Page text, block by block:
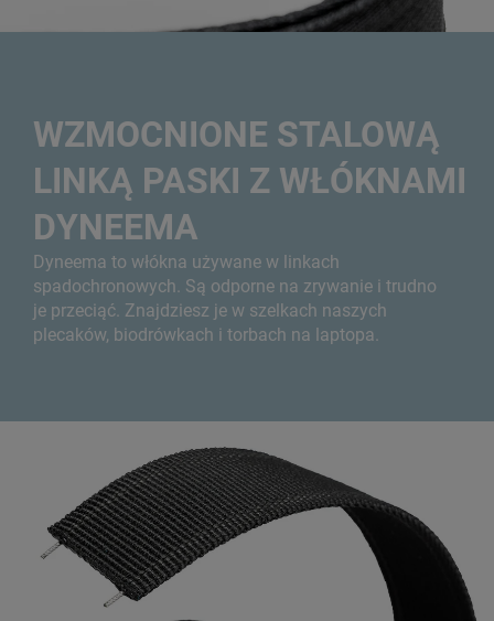
WZMOCNIONE STALOWĄ
LINKĄ PASKI Z WŁÓKNAMI
DYNEEMA
Dyneema to włókna używane w linkach
spadochronowych. Są odporne na zrywanie i trudno
je przeciąć. Znajdziesz je w szelkach naszych
plecaków, biodrówkach i torbach na laptopa.